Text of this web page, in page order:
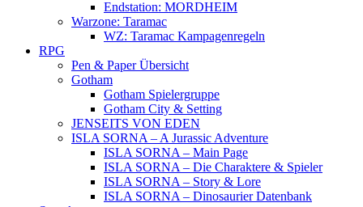
Endstation: MORDHEIM
Warzone: Taramac
WZ: Taramac Kampagenregeln
RPG
Pen & Paper Übersicht
Gotham
Gotham Spielergruppe
Gotham City & Setting
JENSEITS VON EDEN
ISLA SORNA – A Jurassic Adventure
ISLA SORNA – Main Page
ISLA SORNA – Die Charaktere & Spieler
ISLA SORNA – Story & Lore
ISLA SORNA – Dinosaurier Datenbank